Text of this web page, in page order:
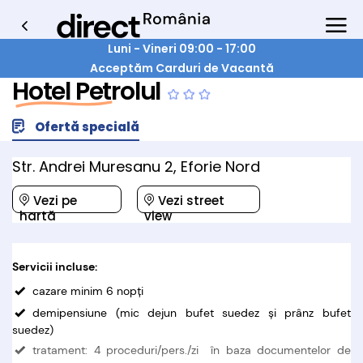
Luni - Vineri 09:00 - 17:00
Acceptăm Carduri de Vacantă
Hotel Petrolul
Ofertă specială
Str. Andrei Muresanu 2, Eforie Nord
Vezi pe
hartă
Vezi street
view
Servicii incluse:
cazare minim 6 nopţi
demipensiune (mic dejun bufet suedez și prânz bufet
suedez)
tratament: 4 proceduri/pers./zi în baza documentelor de